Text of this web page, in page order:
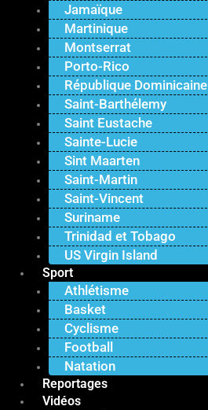
Jamaïque
Martinique
Montserrat
Porto-Rico
République Dominicaine
Saint-Barthélemy
Saint Eustache
Sainte-Lucie
Sint Maarten
Saint-Martin
Saint-Vincent
Suriname
Trinidad et Tobago
US Virgin Island
Sport
Athlétisme
Basket
Cyclisme
Football
Natation
Reportages
Vidéos